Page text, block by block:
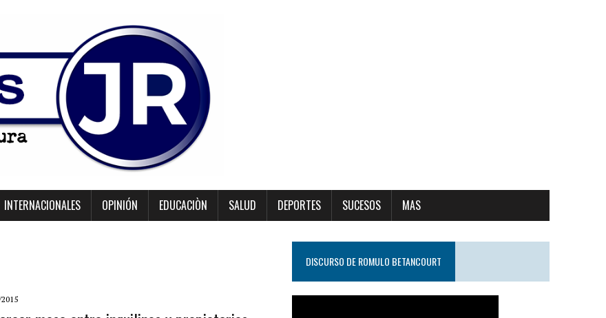
INTERNACIONALES OPINIÓN EDUCACIÒN SALUD DEPORTES SUCESOS MAS
DISCURSO DE ROMULO BETANCOURT